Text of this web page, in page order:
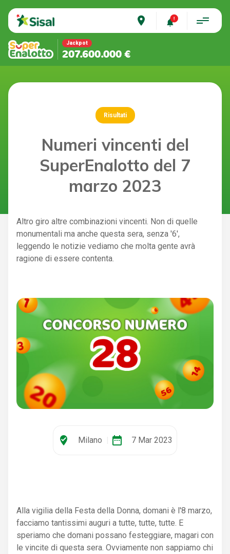
place
Jackpot
207.600.000 €
Risultati
Numeri vincenti del
SuperEnalotto del 7
marzo 2023
Altro giro altre combinazioni vincenti. Non di quelle
monumentali ma anche questa sera, senza '6',
leggendo le notizie vediamo che molta gente avrà
ragione di essere contenta.
where_to_vote Milano date_range 7 Mar 2023
Alla vigilia della Festa della Donna, domani è l'8 marzo,
facciamo tantissimi auguri a tutte, tutte, tutte. E
speriamo che domani possano festeggiare, magari con
le vincite di questa sera. Ovviamente non sappiamo chi